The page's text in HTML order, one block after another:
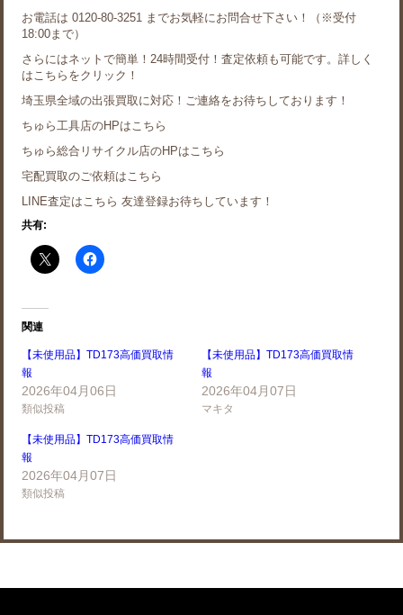
お電話は 0120-80-3251 までお気軽にお問合せ下さい！（※受付
18:00まで）
さらにはネットで簡単！24時間受付！査定依頼も可能です。詳しく
はこちらをクリック！
埼玉県全域の出張買取に対応！ご連絡をお待ちしております！
ちゅら工具店のHPはこちら
ちゅら総合リサイクル店のHPはこちら
宅配買取のご依頼はこちら
LINE査定はこちら 友達登録お待ちしています！
共有:
関連
【未使用品】TD173高価買取情
報
2026年04月06日
類似投稿
【未使用品】TD173高価買取情
報
2026年04月07日
マキタ
【未使用品】TD173高価買取情
報
2026年04月07日
類似投稿